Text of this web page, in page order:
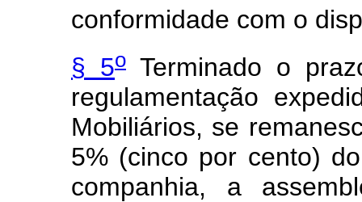
conformidade com o
§ 5o Terminado o
regulamentação
Mobiliários, se
5% (cinco por cento)
companhia, a